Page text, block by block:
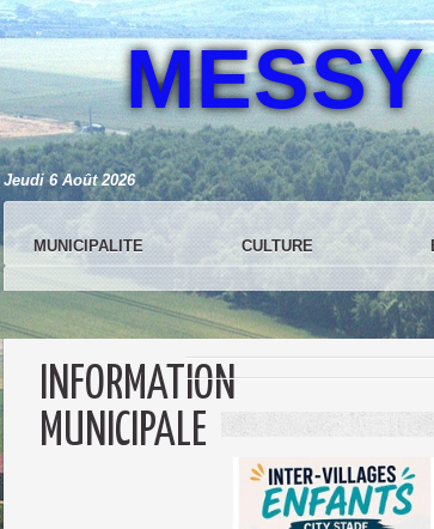
MESSY
Jeudi 6 Août 2026
MUNICIPALITE CULTURE
INFORMATION
MUNICIPALE